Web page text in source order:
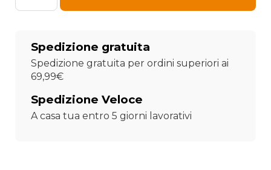
in
Calcio
"Lazio"
75x100
personalizzata
con
nome
Spedizione gratuita
Spedizione gratuita per ordini superiori ai
69,99€
Spedizione Veloce
A casa tua entro 5 giorni lavorativi